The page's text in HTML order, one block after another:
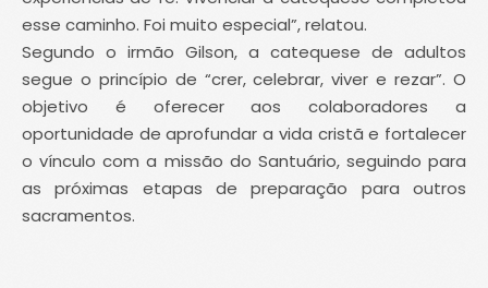
esse caminho. Foi muito especial”, relatou.
Segundo o irmão Gilson, a catequese de adultos
segue o princípio de “crer, celebrar, viver e rezar”. O
objetivo é oferecer aos colaboradores a
oportunidade de aprofundar a vida cristã e fortalecer
o vínculo com a missão do Santuário, seguindo para
as próximas etapas de preparação para outros
sacramentos.